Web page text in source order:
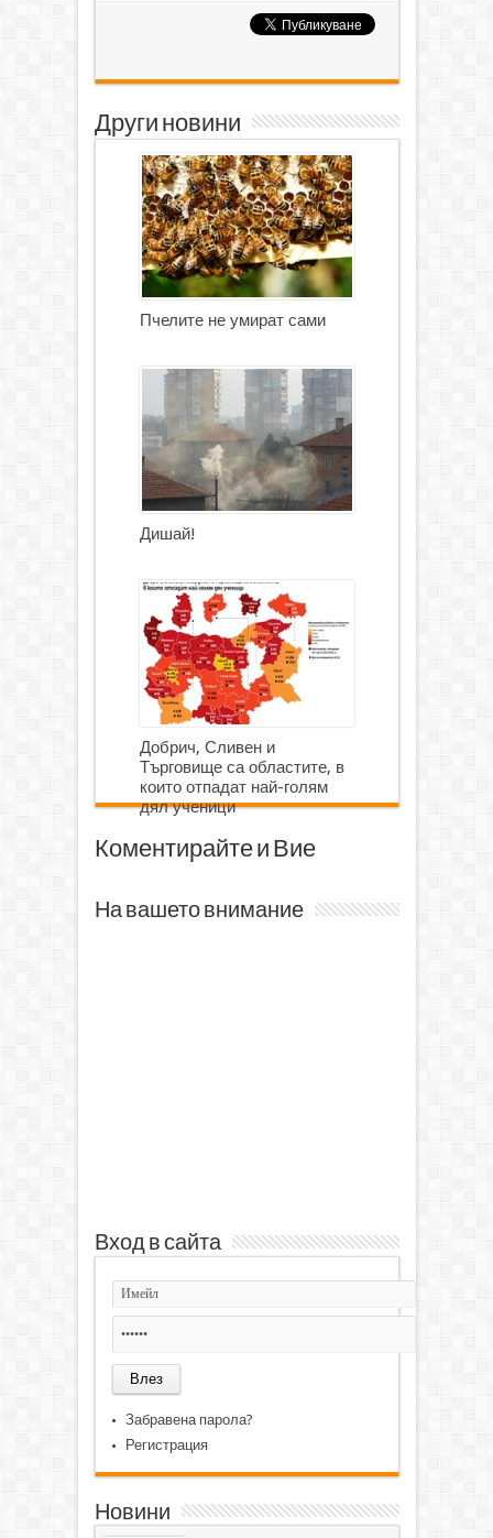
Други новини
Пчелите не умират сами
Дишай!
Добрич, Сливен и
Търговище са областите, в
които отпадат най-голям
дял ученици
Коментирайте и Вие
На вашето внимание
Вход в сайта
Забравена парола?
Регистрация
Новини